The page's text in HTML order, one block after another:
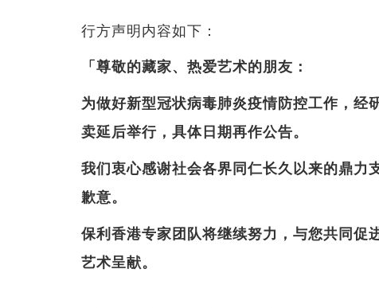
行方声明内容如下：
「尊敬的藏家、热爱艺术的朋友：
为做好新型冠状病毒肺炎疫情防控工作，
卖延后举行，具体日期再作公告。
我们衷心感谢社会各界同仁长久以来的鼎力
歉意。
保利香港专家团队将继续努力，与您共同促
艺术呈献。